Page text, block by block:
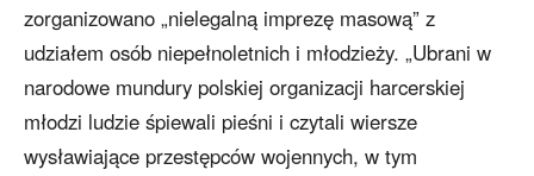
zorganizowano „nielegalną imprezę masową” z
udziałem osób niepełnoletnich i młodzieży. „Ubrani w
narodowe mundury polskiej organizacji harcerskiej
młodzi ludzie śpiewali pieśni i czytali wiersze
wysławiające przestępców wojennych, w tym